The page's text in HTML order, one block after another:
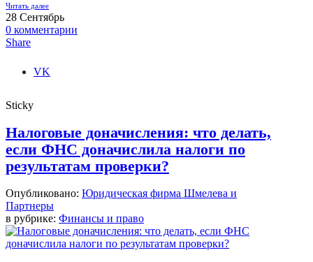
Читать далее
28 Сентябрь
0 комментарии
Share
VK
Sticky
Налоговые доначисления: что делать,
если ФНС доначислила налоги по
результатам проверки?
Опубликовано: Юридическая фирма Шмелева и
Партнеры
в рубрике: Финансы и право